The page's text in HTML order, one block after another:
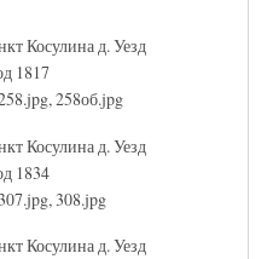
Косулина д. Уезд
1817
258об.jpg
Косулина д. Уезд
1834
308.jpg
Косулина д. Уезд